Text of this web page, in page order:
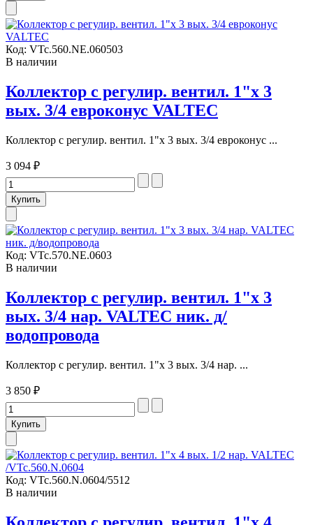
Код: VTc.560.NE.060503
В наличии
Коллектор с регулир. вентил. 1"х 3
вых. 3/4 евроконус VALTEC
Коллектор с регулир. вентил. 1"х 3 вых. 3/4 евроконус ...
3 094 ₽
Код: VTc.570.NE.0603
В наличии
Коллектор с регулир. вентил. 1"х 3
вых. 3/4 нар. VALTEC ник. д/
водопровода
Коллектор с регулир. вентил. 1"х 3 вых. 3/4 нар. ...
3 850 ₽
Код: VTc.560.N.0604/5512
В наличии